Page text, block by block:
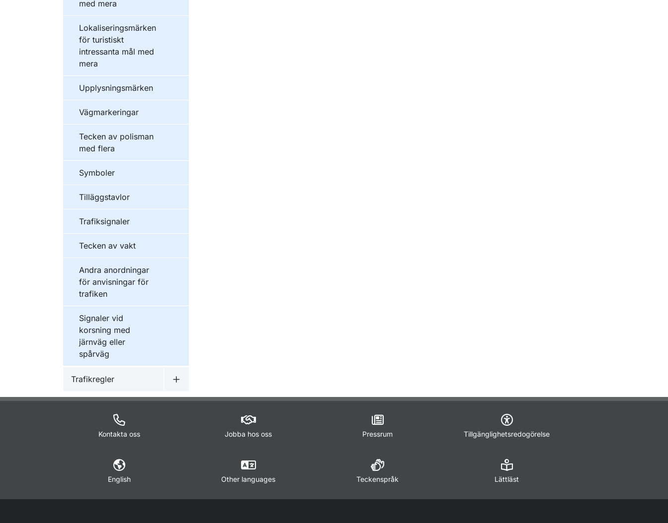
med mera
Lokaliseringsmärken
för turistiskt
intressanta mål med
mera
Upplysningsmärken
Vägmarkeringar
Tecken av polisman
med flera
Symboler
Tilläggstavlor
Trafiksignaler
Tecken av vakt
Andra anordningar
för anvisningar för
trafiken
Signaler vid
korsning med
järnväg eller
spårväg
Trafikregler
Undermeny för Trafikregler
Kontakta oss Jobba hos oss Pressrum Tillgänglighetsredogörelse
English Other languages Teckenspråk Lättläst